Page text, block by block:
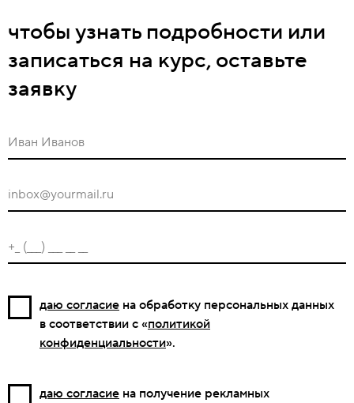
чтобы узнать подробности или
записаться на курс, оставьте
заявку
даю согласие на обработку персональных данных
в соответствии с «политикой
конфиденциальности».
даю согласие на получение рекламных